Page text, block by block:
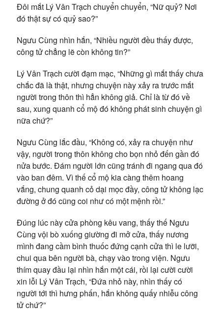
Đôi mắt Lý Vân Trạch chuyển chuyển, “Nữ quỷ? Nơi
đó thật sự có quỷ sao?”
Ngưu Cùng nhìn hắn, “Nhiều người đều thấy được,
công tử chẳng lẽ còn không tin?”
Lý Vân Trạch cười đạm mạc, “Những gì mắt thấy chưa
chắc đã là thật, nhưng chuyện này xảy ra trước mắt
người trong thôn thì hẳn không giả. Chỉ là từ đó về
sau, xung quanh cổ mộ đó không phát sinh chuyện gì
nữa chứ?”
Ngưu Cùng lắc đầu, “Không có, xảy ra chuyện như
vậy, người trong thôn không cho bọn nhỏ đến gần đó
nửa bước. Đám người lớn cũng tránh đi ngang qua đó
vào ban đêm. Vì thế cổ mộ kia càng thêm hoang
vắng, chung quanh cỏ dại mọc đầy, công tử không lạc
đường ở đó cũng coi như có một mệnh rồi.”
Đúng lúc này cửa phòng kêu vang, thấy thế Ngưu
Cùng vội bò xuống giường đi mở cửa, thấy nương
mình đang cầm bình thuốc đứng cạnh cửa thì le lưỡi,
chui qua bên người bà, chạy vào trong viện. Ngưu
thím quay đầu lại nhìn hắn một cái, rồi lại cười cười
xin lỗi Lý Vân Trạch, “Đứa nhỏ này, nhìn thấy có
người tới thì hưng phấn, hắn không quấy nhiễu công
tử chứ?”